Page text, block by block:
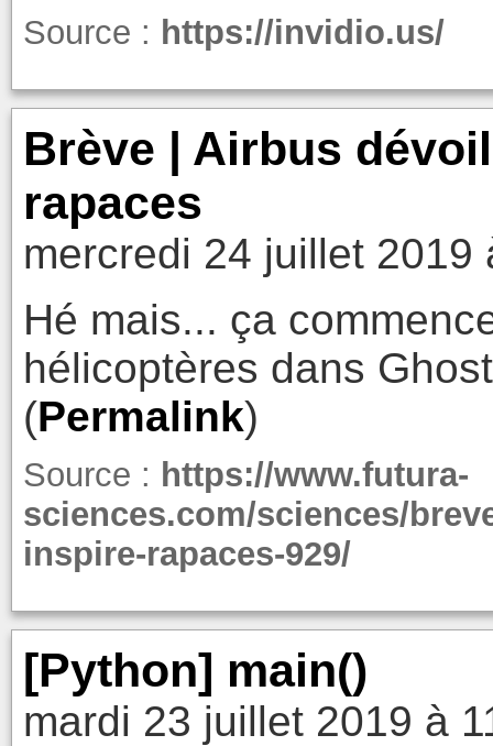
Source : https://invidio.us/
Brève | Airbus
rapaces
mercredi 24 juillet 2019
Hé mais... ça
hélicoptères dans
(Permalink)
Source : https://www.futura-
sciences.com/sciences/
inspire-rapaces-929/
[Python] main()
mardi 23 juillet 2019 à